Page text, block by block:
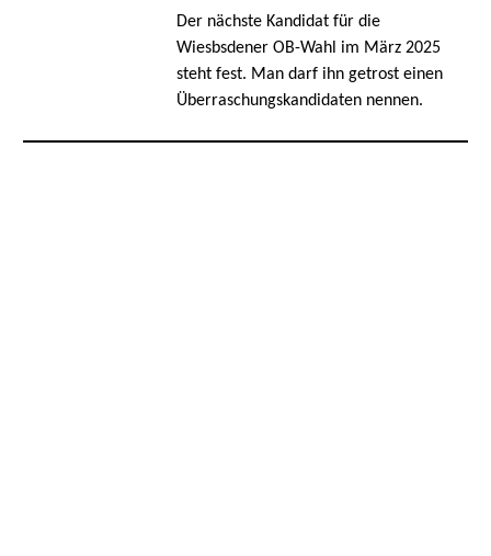
Der nächste Kandidat für die
Wiesbsdener OB-Wahl im März 2025
steht fest. Man darf ihn getrost einen
Überraschungskandidaten nennen.